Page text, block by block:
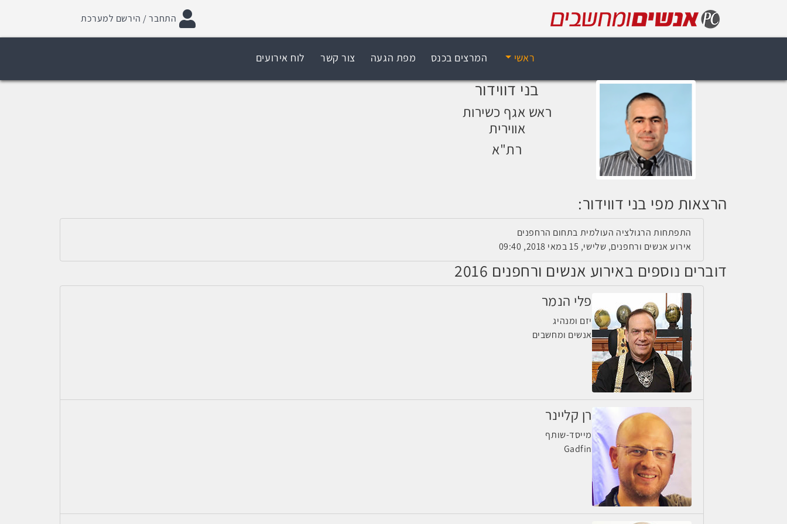
התחבר / הירשם למערכת
ראשי המרצים בכנס מפת הגעה צור קשר לוח אירועים
בני דווידור
ראש אגף כשירות
אווירית
רת"א
הרצאות מפי בני דווידור:
התפתחות הרגולציה העולמית בתחום הרחפנים
אירוע אנשים ורחפנים, שלישי, 15 במאי 2018, 09:40
דוברים נוספים באירוע אנשים ורחפנים 2016
פלי הנמר
יזם ומנהיג
אנשים ומחשבים
רן קליינר
מייסד-שותף
Gadfin